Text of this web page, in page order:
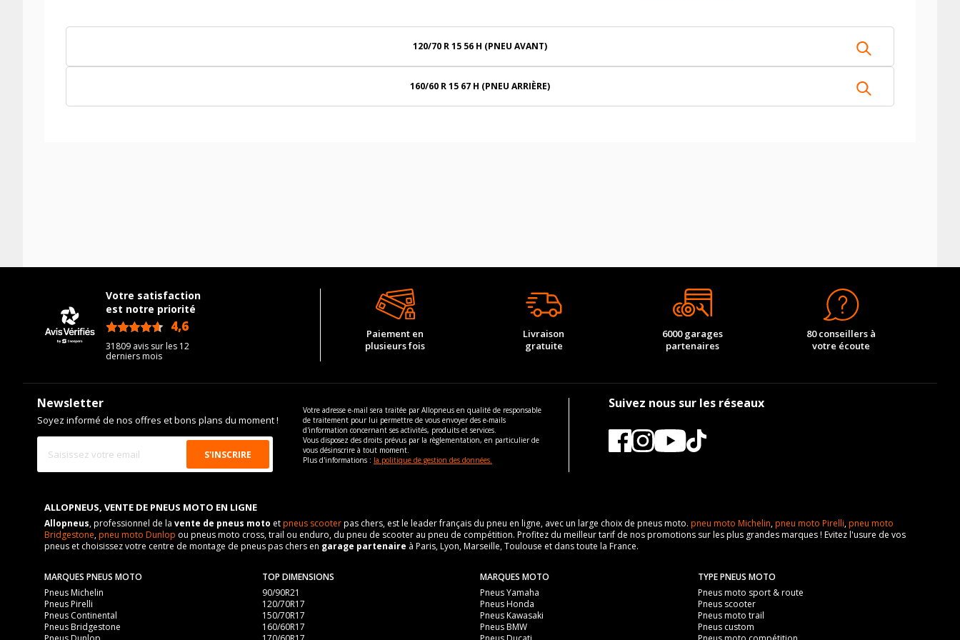
120/70 R 15 56 H (PNEU AVANT)
160/60 R 15 67 H (PNEU ARRIÈRE)
Votre satisfaction
est notre priorité
4,6
31809 avis sur les 12
derniers mois
Paiement en
plusieurs fois
Livraison
gratuite
6000 garages
partenaires
80 conseillers à
votre écoute
Newsletter
Soyez informé de nos offres et bons plans du moment !
Votre adresse e-mail sera traitée par Allopneus en qualité de responsable
de traitement pour lui permettre de vous envoyer des e-mails
d'information concernant ses activités, produits et services.
Vous disposez des droits prévus par la règlementation, en particulier de
vous désinscrire à tout moment.
Plus d'informations : la politique de gestion des données.
Suivez nous sur les réseaux
ALLOPNEUS, VENTE DE PNEUS MOTO EN LIGNE
Allopneus, professionnel de la vente de pneus moto etpneus scooterpas chers, est le leader français du pneu en ligne, avec un large choix de pneus moto. pneu moto Michelin,pneu moto Pirelli,pneu moto
Bridgestone,pneu moto Dunlop ou pneus moto cross, trail ou enduro, du pneu de scooter au pneu de compétition. Profitez du meilleur tarif de nos promotions sur les plus grandes marques ! Evitez l'usure de vos
pneus et choisissez votre centre de montage de pneus pas chers en garage partenaire à Paris, Lyon, Marseille, Toulouse et dans toute la France.
MARQUES PNEUS MOTO
Pneus Michelin
Pneus Pirelli
Pneus Continental
Pneus Bridgestone
TOP DIMENSIONS
90/90R21
120/70R17
150/70R17
160/60R17
MARQUES MOTO
Pneus Yamaha
Pneus Honda
Pneus Kawasaki
Pneus BMW
TYPE PNEUS MOTO
Pneus moto sport & route
Pneus scooter
Pneus moto trail
Pneus custom